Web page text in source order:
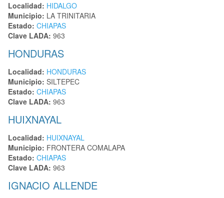
Localidad: HIDALGO
Municipio: LA TRINITARIA
Estado: CHIAPAS
Clave LADA: 963
HONDURAS
Localidad: HONDURAS
Municipio: SILTEPEC
Estado: CHIAPAS
Clave LADA: 963
HUIXNAYAL
Localidad: HUIXNAYAL
Municipio: FRONTERA COMALAPA
Estado: CHIAPAS
Clave LADA: 963
IGNACIO ALLENDE